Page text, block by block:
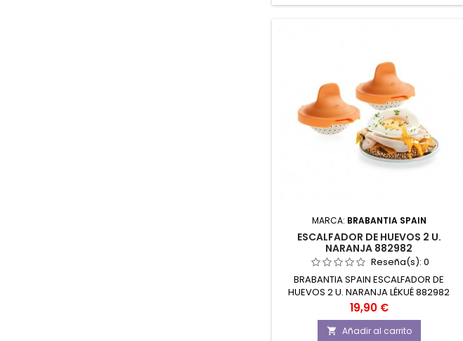
MARCA: BRABANTIA SPAIN
ESCALFADOR DE HUEVOS 2 U.
NARANJA 882982
Reseña(s):0
BRABANTIA SPAIN ESCALFADOR DE
HUEVOS 2 U. NARANJA LÉKUÉ 882982
Precio
19,90 €
 Añadir al carrito